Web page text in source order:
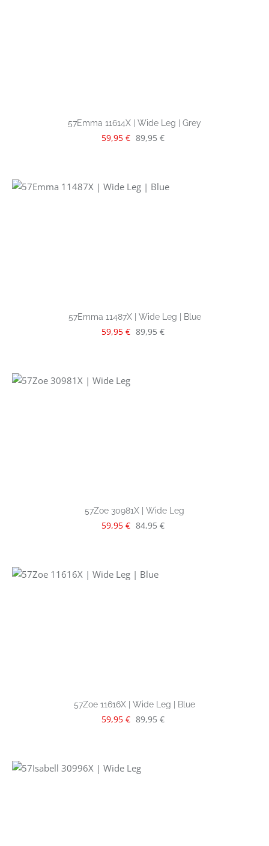
57Emma 11614X | Wide Leg | Grey
Verkaufspreis:
59,95 € Regulärer Preis:
89,95 €
57Emma 11487X | Wide Leg | Blue
Verkaufspreis:
59,95 € Regulärer Preis:
89,95 €
57Zoe 30981X | Wide Leg
Verkaufspreis:
59,95 € Regulärer Preis:
84,95 €
57Zoe 11616X | Wide Leg | Blue
Verkaufspreis:
59,95 € Regulärer Preis:
89,95 €